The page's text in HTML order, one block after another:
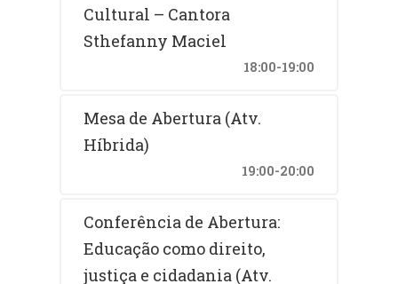
Cultural – Cantora
Sthefanny Maciel
18:00-19:00
Mesa de Abertura (Atv.
Híbrida)
19:00-20:00
Conferência de Abertura:
Educação como direito,
justiça e cidadania (Atv.